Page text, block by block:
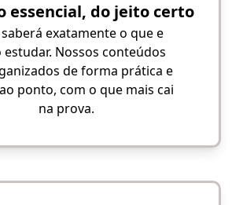
essencial, do jeito certo
exatamente o que e
estudar. Nossos conteúdos
de forma prática e
ponto, com o que mais cai
na prova.